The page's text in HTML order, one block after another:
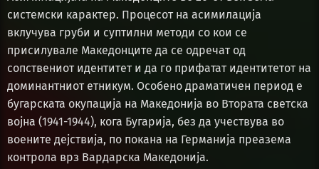
системски карактер. Процесот на асимилација
вклучува груби и суптилни методи со кои се
присилувале Македонците да се одречат од
сопствениот идентитет и да го прифатат идентитетот на
доминантниот етникум. Особено драматичен период е
бугарската окупација на Македонија во Втората светска
војна (1941-1944), кога Бугарија, без да учествува во
воените дејствија, по покана на Германија преазема
контрола врз Вардарска Македонија.